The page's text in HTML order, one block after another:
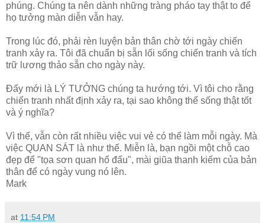
phúng. Chúng ta nên dành những tràng pháo tay thật to để
họ tưởng màn diễn vẫn hay.
Trong lúc đó, phải rèn luyện bản thân chờ tới ngày chiến
tranh xảy ra. Tôi đã chuẩn bị sẵn lối sống chiến tranh và tích
trữ lương thảo sẵn cho ngày này.
Đấy mới là LÝ TƯỞNG chúng ta hướng tới. Vì tôi cho rằng
chiến tranh nhất định xảy ra, tại sao không thể sống thật tốt
và ý nghĩa?
Vì thế, vẫn còn rất nhiều việc vui vẻ có thể làm mỗi ngày. Mà
việc QUAN SÁT là như thế. Miễn là, bạn ngồi một chỗ cao
đẹp để "tọa sơn quan hổ đấu", mài giũa thanh kiếm của bản
thân để có ngày vung nó lên.
Mark
at 11:54 PM